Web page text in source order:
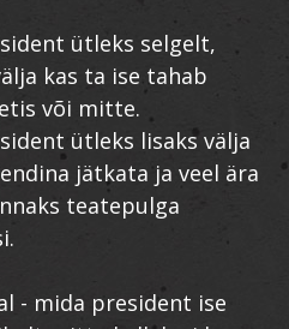
ütleks selgelt,
kas ta ise tahab
või mitte.
ütleks lisaks välja
jätkata ja veel ära
teatepulga
- mida president ise